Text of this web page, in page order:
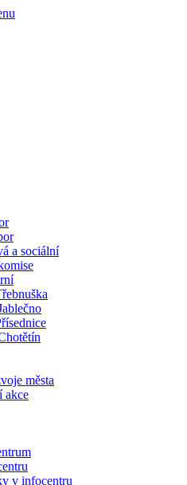
a sociální
města
akce
v infocentru